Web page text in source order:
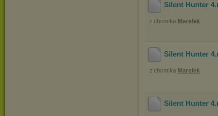
Silent Hunter 4
z chomika Marelek
Silent Hunter 4
z chomika Marelek
Silent Hunter 4